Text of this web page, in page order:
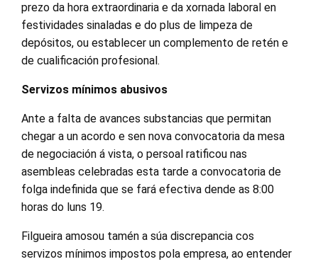
prezo da hora extraordinaria e da xornada laboral en
festividades sinaladas e do plus de limpeza de
depósitos, ou establecer un complemento de retén e
de cualificación profesional.
Servizos mínimos abusivos
Ante a falta de avances substancias que permitan
chegar a un acordo e sen nova convocatoria da mesa
de negociación á vista, o persoal ratificou nas
asembleas celebradas esta tarde a convocatoria de
folga indefinida que se fará efectiva dende as 8:00
horas do luns 19.
Filgueira amosou tamén a súa discrepancia cos
servizos mínimos impostos pola empresa, ao entender